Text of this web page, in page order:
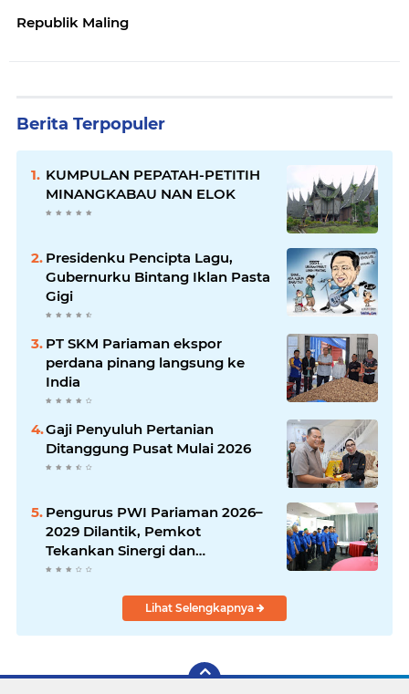
Republik Maling
Berita Terpopuler
KUMPULAN PEPATAH-PETITIH
MINANGKABAU NAN ELOK
Presidenku Pencipta Lagu,
Gubernurku Bintang Iklan Pasta
Gigi
PT SKM Pariaman ekspor
perdana pinang langsung ke
India
Gaji Penyuluh Pertanian
Ditanggung Pusat Mulai 2026
Pengurus PWI Pariaman 2026–
2029 Dilantik, Pemkot
Tekankan Sinergi dan
Profesionalisme Pers
Lihat Selengkapnya